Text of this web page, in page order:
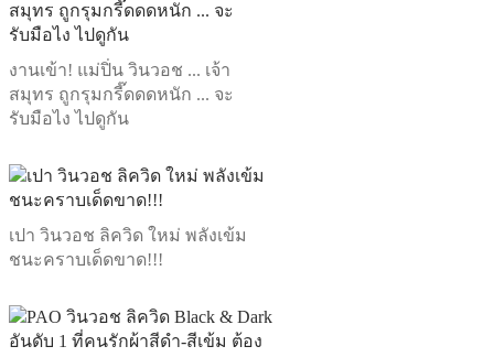
งานเข้า! แม่ปิ่น วินวอช ... เจ้า
สมุทร ถูกรุมกรี๊ดดดหนัก ... จะ
รับมือไง ไปดูกัน
เปา วินวอช ลิควิด ใหม่ พลังเข้ม
ชนะคราบเด็ดขาด!!!